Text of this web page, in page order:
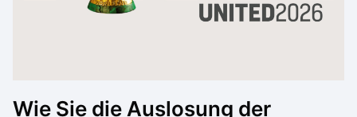
Wie Sie die Auslosung der